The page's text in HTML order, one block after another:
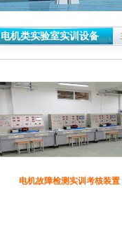
电机类实验室实训设备
电机故障检测实训考核装置